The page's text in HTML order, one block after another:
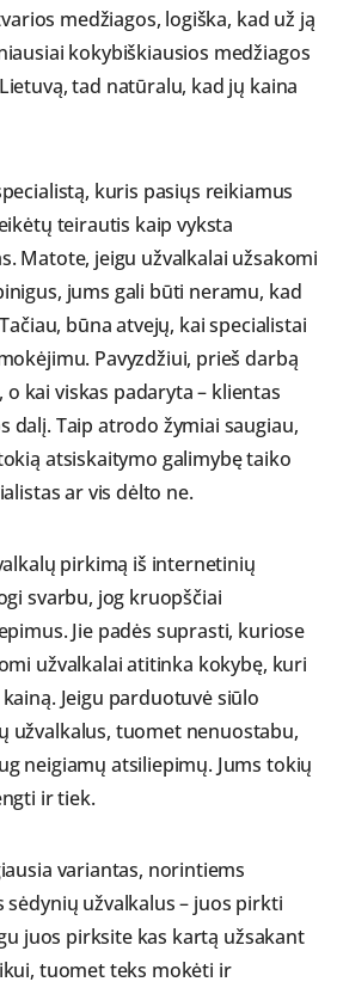
medžiagos, logiška, kad už ją
kokybiškiausios medžiagos
tad natūralu, kad jų kaina
kuris pasiųs reikiamus
teirautis kaip vyksta
Matote, jeigu užvalkalai užsakomi
jums gali būti neramu, kad
būna atvejų, kai specialistai
Pavyzdžiui, prieš darbą
kai viskas padaryta – klientas
dalį. Taip atrodo žymiai saugiau,
atsiskaitymo galimybę taiko
ar vis dėlto ne.
pirkimą iš internetinių
svarbu, jog kruopščiai
Jie padės suprasti, kuriose
užvalkalai atitinka kokybę, kuri
Jeigu parduotuvė siūlo
užvalkalus, tuomet nenuostabu,
neigiamų atsiliepimų. Jums tokių
ir tiek.
variantas, norintiems
sėdynių užvalkalus – juos pirkti
juos pirksite kas kartą užsakant
tuomet teks mokėti ir